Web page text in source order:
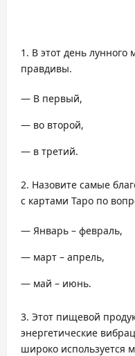
В этот день
правдивы.
— В первый,
— во второй,
— в третий.
Назовите самые
с картами Таро по
— Январь – февраль,
— март – апрель,
— май – июнь.
Этот пищевой
энергетические
широко используется